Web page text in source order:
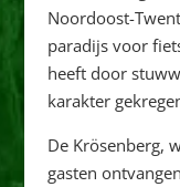
Noordoost-
paradijs voor
heeft door
karakter
De Krösenberg,
gasten